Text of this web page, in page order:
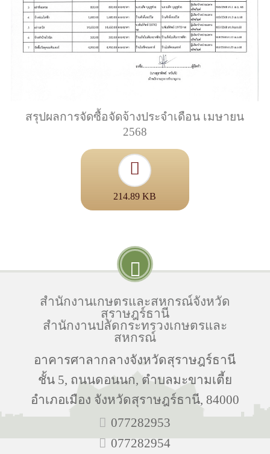
สรุปผลการจัดซื้อจัดจ้างประจำเดือน เมษายน
2568
214.89 KB
สำนักงานเกษตรและสหกรณ์จังหวัด
สุราษฎร์ธานี
สำนักงานปลัดกระทรวงเกษตรและ
สหกรณ์
อาคารศาลากลางจังหวัดสุราษฎร์ธานี
ชั้น 5, ถนนดอนนก, ตำบลมะขามเตี้ย
อำเภอเมือง จังหวัดสุราษฎร์ธานี, 84000
077282953
077282954